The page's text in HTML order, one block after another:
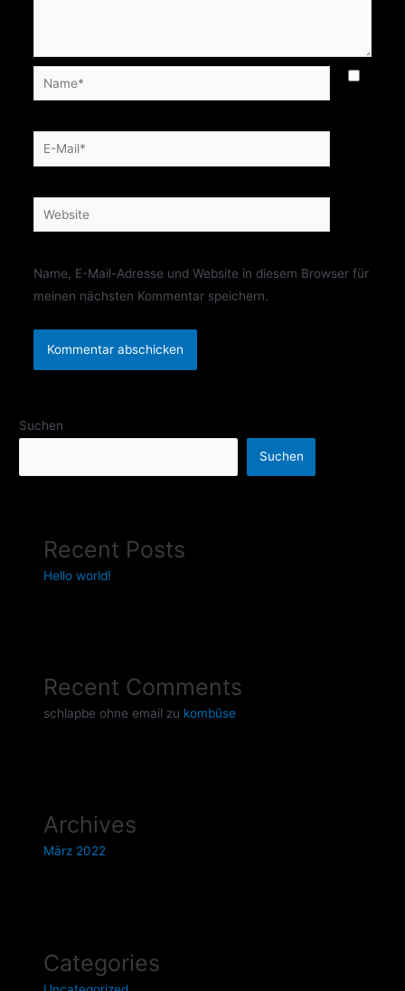
Name*
E-
Mail*
Website
Name, E-Mail-Adresse und Website in diesem Browser für
meinen nächsten Kommentar speichern.
Suchen
Suchen
Recent Posts
Hello world!
Recent Comments
schlapbe ohne email zu kombüse
Archives
März 2022
Categories